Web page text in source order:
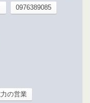
0976389085
の営業